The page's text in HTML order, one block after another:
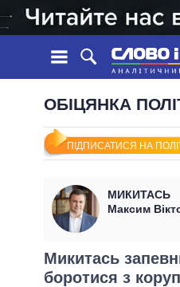
СТРІЧКА
ПОДІЇ
СТАТТІ
ДУМКИ
ОГЛЯДИ
ДАЙДЖЕСТИ
УСІ ПОЛІТИКИ
ПРЕЗИДЕНТ І ОФІС
ВЕРХОВНА РАДА
КАБІНЕТ МІНІСТРІВ
ОБІЦЯНКА
ПІДПИСАТИСЯ НА
МИКИТАСЬ
Максим
Микитась
боротися з